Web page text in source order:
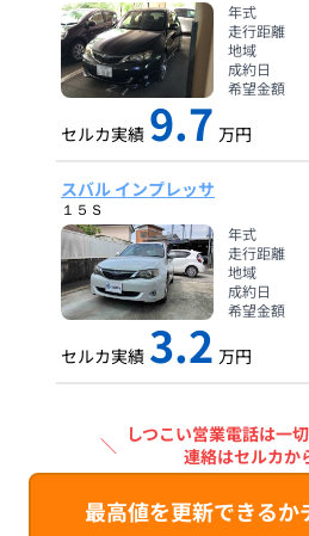
年式
走行距離
地域
成約日
希望金額
セルカ実績 9.7 万円
スバル インプレッサ
１５Ｓ
年式
走行距離
地域
成約日
希望金額
セルカ実績 3.2 万円
＼ しつこい営業電話は一
連絡はセルカか
最高値を更新できるか